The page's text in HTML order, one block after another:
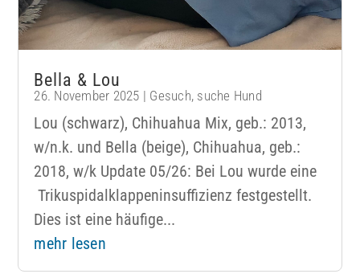
Bella & Lou
26. November 2025 | Gesuch, suche Hund
Lou (schwarz), Chihuahua Mix, geb.: 2013,
w/n.k. und Bella (beige), Chihuahua, geb.:
2018, w/k Update 05/26: Bei Lou wurde eine
Trikuspidalklappeninsuffizienz festgestellt.
Dies ist eine häufige...
mehr lesen